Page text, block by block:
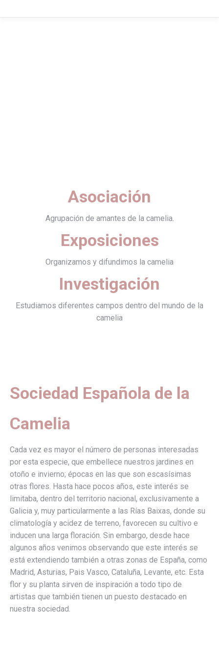
Asociación
Agrupación de amantes de la camelia.
Exposiciones
Organizamos y difundimos la camelia
Investigación
Estudiamos diferentes campos dentro del mundo de la
camelia
Sociedad Española de la
Camelia
Cada vez es mayor el número de personas interesadas
por esta especie, que embellece nuestros jardines en
otoño e invierno; épocas en las que son escasísimas
otras flores. Hasta hace pocos años, este interés se
limitaba, dentro del territorio nacional, exclusivamente a
Galicia y, muy particularmente a las Rías Baixas, donde su
climatología y acidez de terreno, favorecen su cultivo e
inducen una larga floración. Sin embargo, desde hace
algunos años venimos observando que este interés se
está extendiendo también a otras zonas de España, como
Madrid, Asturias, Pais Vasco, Cataluña, Levante, etc. Esta
flor y su planta sirven de inspiración a todo tipo de
artistas que también tienen un puesto destacado en
nuestra sociedad.